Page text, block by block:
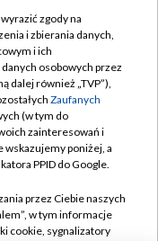
zgody na
i zbierania danych,
i ich
osobowych przez
dalej również „TVP”),
Zaufanych
(w tym do
zainteresowań i
wskazujemy poniżej, a
PPID do Google.
przez Ciebie naszych
w tym informacje
cookie, sygnalizatory